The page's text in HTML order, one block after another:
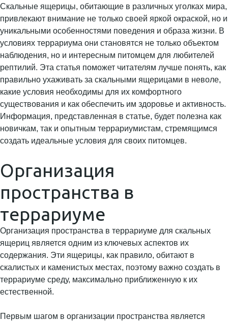
Скальные ящерицы, обитающие в различных уголках мира,
привлекают внимание не только своей яркой окраской, но и
уникальными особенностями поведения и образа жизни. В
условиях террариума они становятся не только объектом
наблюдения, но и интересным питомцем для любителей
рептилий. Эта статья поможет читателям лучше понять, как
правильно ухаживать за скальными ящерицами в неволе,
какие условия необходимы для их комфортного
существования и как обеспечить им здоровье и активность.
Информация, представленная в статье, будет полезна как
новичкам, так и опытным террариумистам, стремящимся
создать идеальные условия для своих питомцев.
Организация
пространства в
террариуме
Организация пространства в террариуме для скальных
ящериц является одним из ключевых аспектов их
содержания. Эти ящерицы, как правило, обитают в
скалистых и каменистых местах, поэтому важно создать в
террариуме среду, максимально приближенную к их
естественной.
Первым шагом в организации пространства является